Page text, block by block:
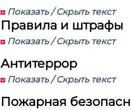
Показать / Скрыть текст
Правила и штрафы
Показать / Скрыть текст
Антитеррор
Показать / Скрыть текст
Пожарная